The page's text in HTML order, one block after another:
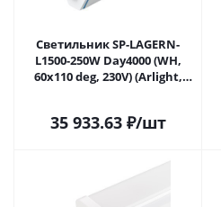
Светильник SP-LAGERN-
L1500-250W Day4000 (WH,
60х110 deg, 230V) (Arlight,
35 933.63₽/шт